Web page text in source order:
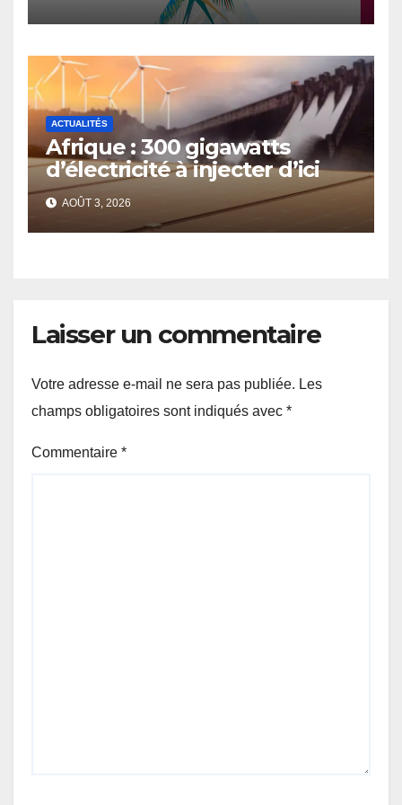
l’autonomisation des
femmes et des filles dans le
contexte de la sécurité
alimentaire et de la nutrition
ACTUALITÉS
Afrique : 300 gigawatts
d’électricité à injecter d’ici
2030
AOÛT 3, 2026
Laisser un commentaire
Votre adresse e-mail ne sera pas publiée. Les
champs obligatoires sont indiqués avec *
Commentaire *